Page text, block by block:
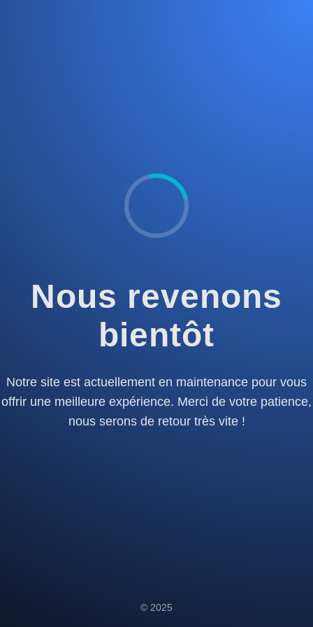
Nous revenons
bientôt
Notre site est actuellement en maintenance pour vous
offrir une meilleure expérience. Merci de votre patience,
nous serons de retour très vite !
© 2025